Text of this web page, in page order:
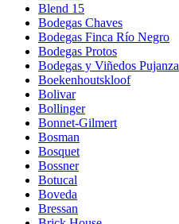
Blend 15
Bodegas Chaves
Bodegas Finca Río Negro
Bodegas Protos
Bodegas y Viñedos Pujanza
Boekenhoutskloof
Bolivar
Bollinger
Bonnet-Gilmert
Bosman
Bosquet
Bossner
Botucal
Boveda
Bressan